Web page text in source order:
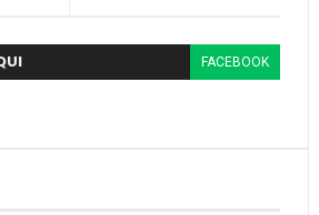
FACEBOOK